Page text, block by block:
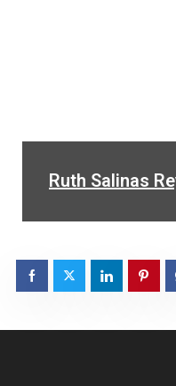
Ruth Salinas